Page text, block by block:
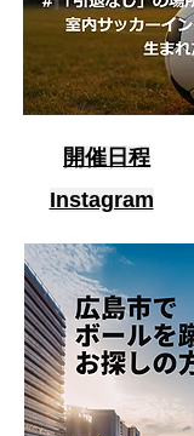
開催日程
Instagram